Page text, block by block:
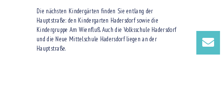
Die nächsten Kindergärten finden Sie entlang der
Hauptstraße: den Kindergarten Hadersdorf sowie die
Kindergruppe Am Wienfluß. Auch die Volksschule Hadersdorf
und die Neue Mittelschule Hadersdorf liegen an der
Hauptstraße.